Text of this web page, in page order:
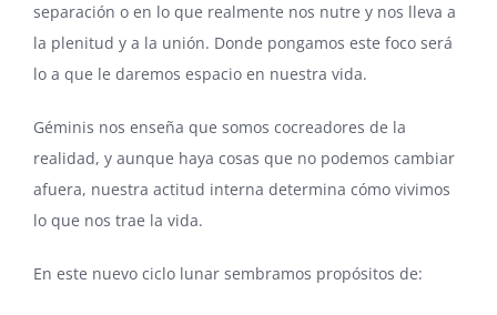
separación o en lo que realmente nos nutre y nos lleva a
la plenitud y a la unión. Donde pongamos este foco será
lo a que le daremos espacio en nuestra vida.
Géminis nos enseña que somos cocreadores de la
realidad, y aunque haya cosas que no podemos cambiar
afuera, nuestra actitud interna determina cómo vivimos
lo que nos trae la vida.
En este nuevo ciclo lunar sembramos propósitos de: